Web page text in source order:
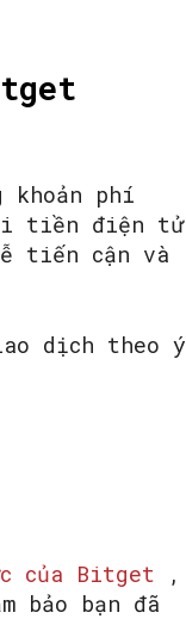
phí
tiền điện tử
tiến cận và
dịch theo ý
của Bitget
,
bảo bạn đã